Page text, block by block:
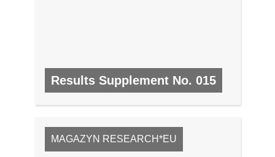
Results Supplement No. 015
NR 15, CZERWIEC 2009
MAGAZYN RESEARCH*EU